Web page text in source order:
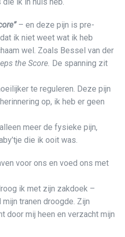
– en deze pijn is pre-
ik niet weet wat ik heb
wel. Zoals Bessel van der
the Score. De spanning zit
te reguleren. Deze pijn
op, ik heb er geen
alleen meer de fysieke pijn,
die ik ooit was.
voor ons en voed ons met
ik met zijn zakdoek –
tranen droogde. Zijn
door mij heen en verzacht mijn